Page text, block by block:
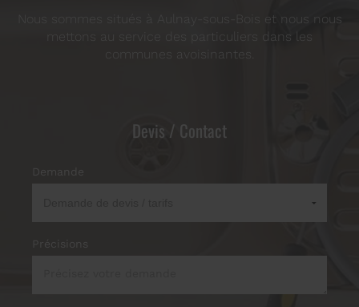
Nous sommes situés à Aulnay-sous-Bois et nous nous
mettons au service des particuliers dans les
communes avoisinantes.
Devis / Contact
Demande
Précisions